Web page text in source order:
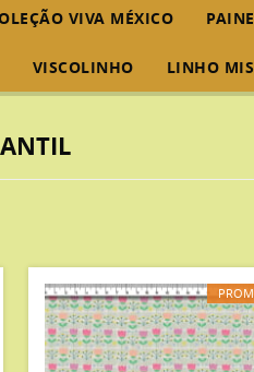
VIVA MÉXICO
VISCOLINHO LINHO